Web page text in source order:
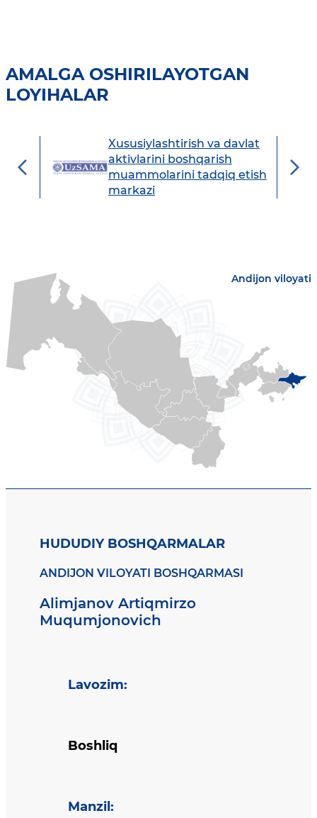
AMALGA OSHIRILAYOTGAN
LOYIHALAR
Xususiylashtirish va davlat
aktivlarini boshqarish
muammolarini tadqiq etish
markazi
Andijon viloyati
HUDUDIY BOSHQARMALAR
ANDIJON VILOYATI BOSHQARMASI
Alimjanov Artiqmirzo
Muqumjonovich
Lavozim:
Boshliq
Manzil :